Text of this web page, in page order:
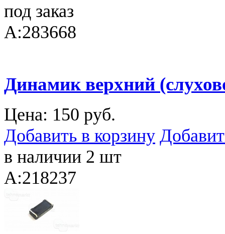
под заказ
A:283668
Динамик верхний
Цена: 150 руб.
Добавить в корзину
в наличии 2 шт
A:218237